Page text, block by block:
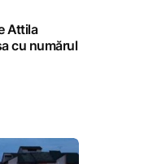
Attila
cu numărul